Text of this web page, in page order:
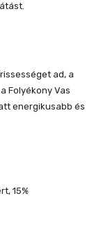
ad, a
Folyékony Vas
energikusabb és
15%